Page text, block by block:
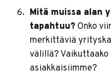
Mitä muissa alan
tapahtuu? Onko
merkittäviä
välillä? Vaikuttaako
asiakkaisiimme?